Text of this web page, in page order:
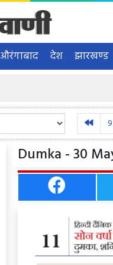
औरंगाबाद देश
9
Dumka - 30